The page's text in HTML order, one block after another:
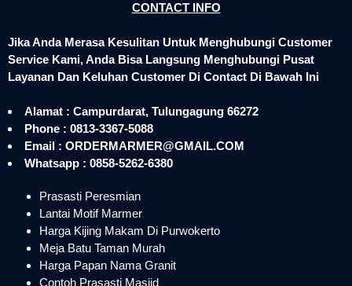
CONTACT INFO
Jika Anda Merasa Kesulitan Untuk Menghubungi Customer
Service Kami, Anda Bisa Langsung Menghubungi Pusat
Layanan Dan Keluhan Customer Di Contact Di Bawah Ini
Alamat : Campurdarat, Tulungagung 66272
Phone : 0813-3367-5088
Email : ORDERMARMER@GMAIL.COM
Whatsapp : 0858-5262-6380
Prasasti Peresmian
Lantai Motif Marmer
Harga Kijing Makam Di Purwokerto
Meja Batu Taman Murah
Harga Papan Nama Granit
Contoh Prasasti Masjid